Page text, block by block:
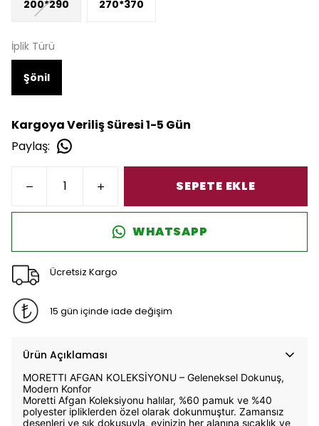
200*290 270*370
İplik Türü
Şönil
Kargoya Veriliş Süresi 1-5 Gün
Paylaş:
SEPETE EKLE
WHATSAPP
Ücretsiz Kargo
15 gün içinde iade değişim
Ürün Açıklaması
MORETTI AFGAN KOLEKSİYONU – Geleneksel Dokunuş,
Modern Konfor
Moretti Afgan Koleksiyonu halılar, %60 pamuk ve %40
polyester ipliklerden özel olarak dokunmuştur. Zamansız
desenleri ve şık dokusuyla, evinizin her alanına sıcaklık ve